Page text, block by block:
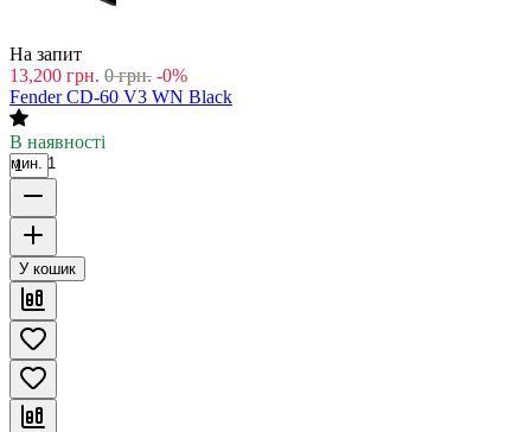
На запит
13,200 грн. 0 грн. -0%
Fender CD-60 V3 WN Black
В наявності
мин. 1
У кошик